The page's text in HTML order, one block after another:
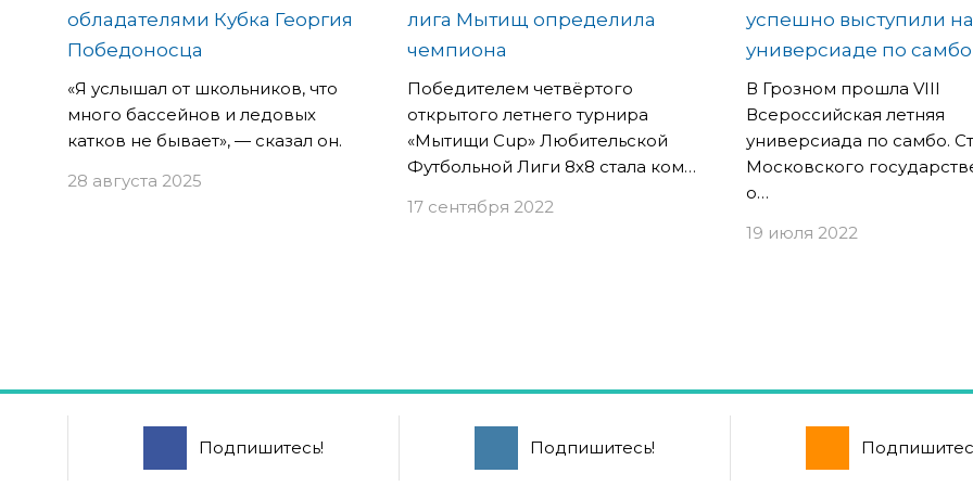
обладателями Кубка Георгия
Победоносца
«Я услышал от школьников, что
много бассейнов и ледовых
катков не бывает», — сказал он.
28 августа 2025
лига Мытищ определила
чемпиона
Победителем четвёртого
открытого летнего турнира
«Мытищи Cup» Любительской
Футбольной Лиги 8х8 стала ком…
17 сентября 2022
успешно выступили на
универсиаде по самбо
В Грозном прошла VIII
Всероссийская летняя
универсиада по самбо.
Московского
о…
19 июля 2022
Подпишитесь! Подпишитесь!